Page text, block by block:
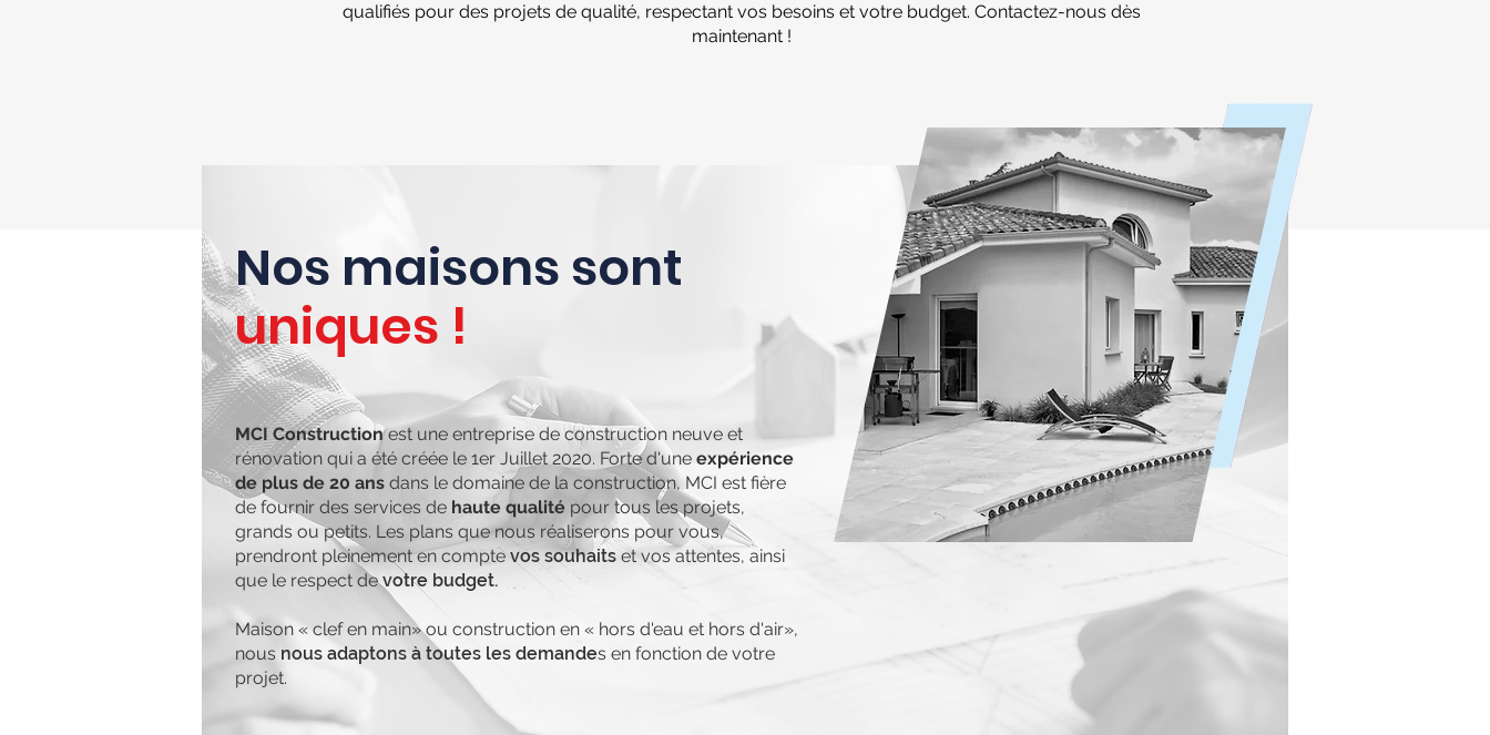
qualifiés pour des projets de qualité, respectant vos besoins et votre budget. Contactez-nous dès
maintenant !
Nos maisons sont
uniques !
MCI Constructionest une entreprise de construction neuve et
rénovation qui a été créée le 1er Juillet 2020. Forte d'une expérience
de plus de 20 ans dans le domaine de la construction, MCI est fière
de fournir des services de haute qualité pour tous les projets,
grands ou petits. Les plans que nous réaliserons pour vous,
prendront pleinement en compte vos souhaits et vos attentes, ainsi
que le respect devotre budget.
Maison « clef en main» ou construction en « hors d'eau et hors d'air»,
nous nous adaptons à toutes les demandes en fonction de votre
projet.